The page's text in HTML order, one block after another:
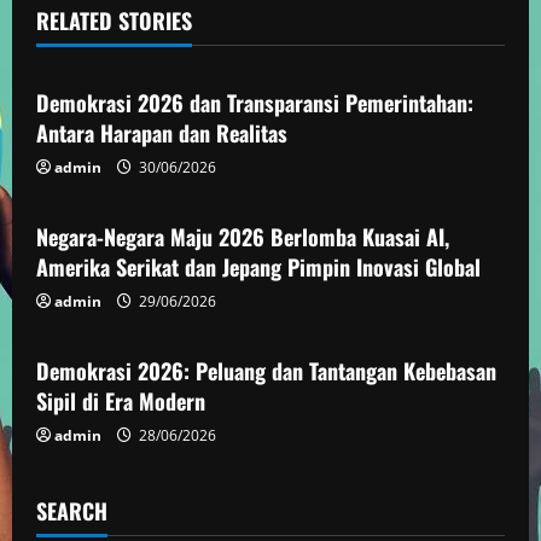
n
u
e
e
a
i
n
g
RELATED STORIES
Demokrasi
Demokrasi 2026 dan Transparansi Pemerintahan:
Antara Harapan dan Realitas
admin 30/06/2026
Demokrasi
Negara-Negara Maju 2026 Berlomba Kuasai AI,
Amerika Serikat dan Jepang Pimpin Inovasi Global
admin 29/06/2026
Demokrasi
Demokrasi 2026: Peluang dan Tantangan Kebebasan
Sipil di Era Modern
admin 28/06/2026
SEARCH